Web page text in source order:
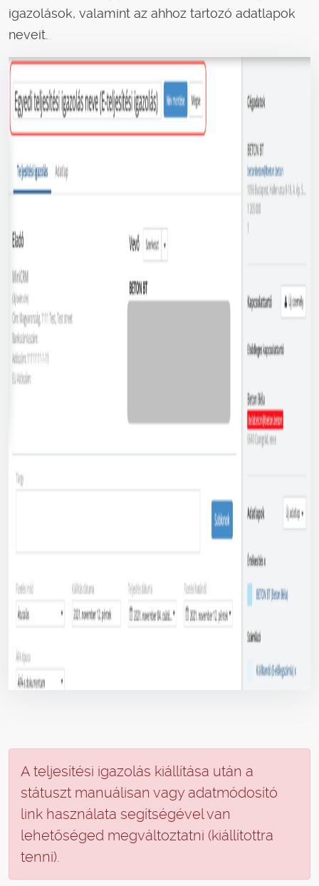
igazolások, valamint az ahhoz tartozó adatlapok
neveit.
A teljesítési igazolás kiállítása után a
státuszt manuálisan vagy adatmódosító
link használata segítségével van
lehetőséged megváltoztatni (kiállítottra
tenni).